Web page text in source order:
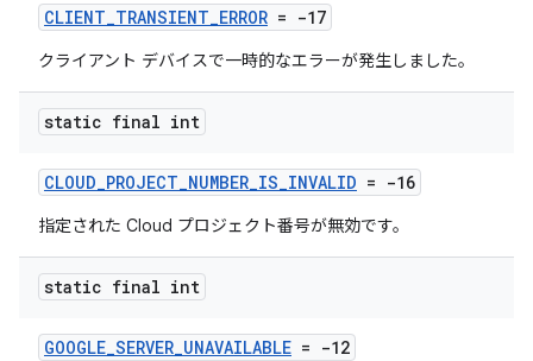
CLIENT_TRANSIENT_ERROR = -17
クライアント デバイスで一時的なエラーが発生しました。
static final int
CLOUD_PROJECT_NUMBER_IS_INVALID = -16
指定された Cloud プロジェクト番号が無効です。
static final int
GOOGLE_SERVER_UNAVAILABLE = -12